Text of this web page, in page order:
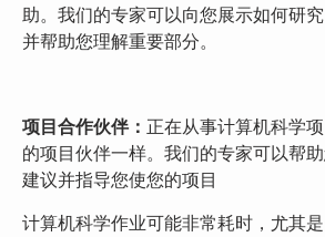
助。我们的专家可以向您展示如何研
并帮助您理解重要部分。
项目合作伙伴： 正在从事计算机科学
的项目伙伴一样。我们的专家可以帮
建议并指导您使您的项目
计算机科学作业可能非常耗时，尤其